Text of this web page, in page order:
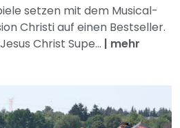
setzen mit dem Musical-
Christi auf einen Bestseller.
Christ Supe... | mehr